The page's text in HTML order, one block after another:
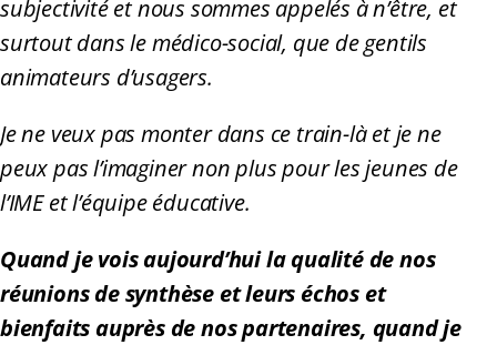
subjectivité et nous sommes appelés à n’être, et
surtout dans le médico-social, que de gentils
animateurs d’usagers.
Je ne veux pas monter dans ce train-là et je ne
peux pas l’imaginer non plus pour les jeunes de
l’IME et l’équipe éducative.
Quand je vois aujourd’hui la qualité de nos
réunions de synthèse et leurs échos et
bienfaits auprès de nos partenaires, quand je